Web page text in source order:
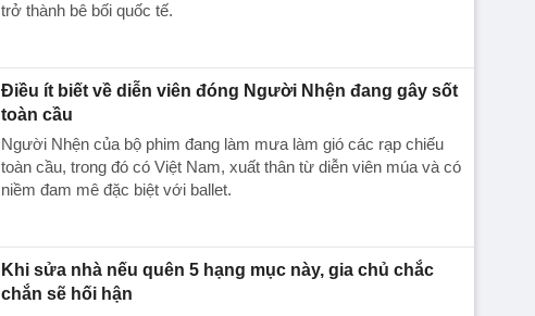
trở thành bê bối quốc tế.
Điều ít biết về diễn viên đóng Người Nhện đang gây sốt
toàn cầu
Người Nhện của bộ phim đang làm mưa làm gió các rạp chiếu
toàn cầu, trong đó có Việt Nam, xuất thân từ diễn viên múa và có
niềm đam mê đặc biệt với ballet.
Khi sửa nhà nếu quên 5 hạng mục này, gia chủ chắc
chắn sẽ hối hận